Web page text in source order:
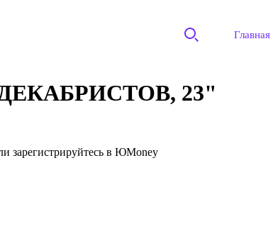
Главная
23"
зарегистрируйтесь в ЮMoney